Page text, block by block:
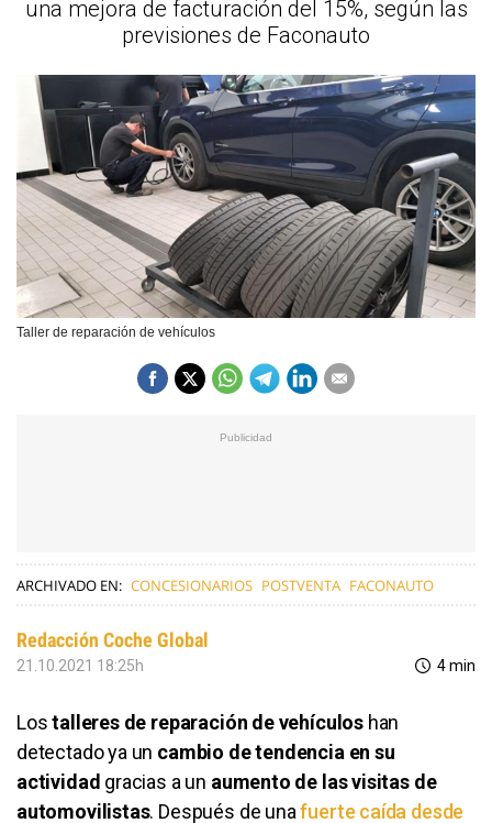
una mejora de facturación del 15%, según las
previsiones de Faconauto
Taller de reparación de vehículos
ARCHIVADO EN: CONCESIONARIOS POSTVENTA FACONAUTO
Redacción Coche Global
21.10.2021 18:25h 4 min
Lostalleres de reparación de vehículos han
detectado ya un cambio de tendencia en su
actividad gracias a un aumento de las visitas de
automovilistas. Después de unafuerte caída desde